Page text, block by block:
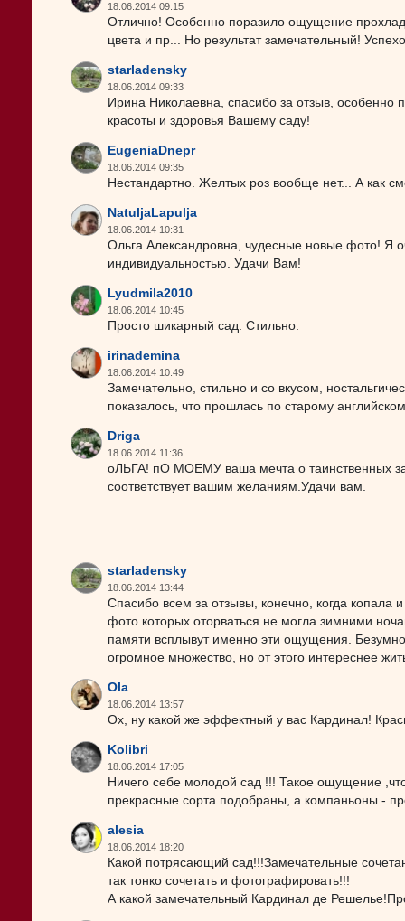
18.06.2014 09:15
Отлично! Особенно поразило ощущение
цвета и пр... Но результат замечательный!
starladensky
18.06.2014 09:33
Ирина Николаевна, спасибо за отзыв,
красоты и здоровья Вашему саду!
EugeniaDnepr
18.06.2014 09:35
Нестандартно. Желтых роз вообще нет... А как
NatuljaLapulja
18.06.2014 10:31
Ольга Александровна, чудесные новые фото! Я
индивидуальностью. Удачи Вам!
Lyudmila2010
18.06.2014 10:45
Просто шикарный сад. Стильно.
irinademina
18.06.2014 10:49
Замечательно, стильно и со вкусом,
показалось, что прошлась по старому
Driga
18.06.2014 11:36
оЛЬГА! пО МОЕМУ ваша мечта о таинственных
соответствует вашим желаниям.Удачи вам.
starladensky
18.06.2014 13:44
Спасибо всем за отзывы, конечно, когда
фото которых оторваться не могла зимними
памяти всплывут именно эти ощущения.
огромное множество, но от этого интереснее
Ola
18.06.2014 13:57
Ох, ну какой же эффектный у вас Кардинал!
Kolibri
18.06.2014 17:05
Ничего себе молодой сад !!! Такое ощущение
прекрасные сорта подобраны, а компаньоны -
alesia
18.06.2014 18:20
Какой потрясающий сад!!!Замечательные
так тонко сочетать и фотографировать!!!
А какой замечательный Кардинал де